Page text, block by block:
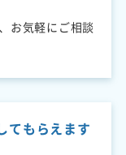
お気軽にご相談
てもらえます